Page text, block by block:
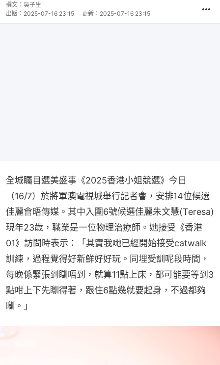
撰文： 吳子生
出版： 2025-07-16 23:15 更新： 2025-07-16 23:15
全城矚目選美盛事《2025香港小姐競選》今日
（16/7）於將軍澳電視城舉行記者會，安排14位候選
佳麗會晤傳媒。其中入圍6號候選佳麗朱文慧(Teresa)
現年23歲，職業是一位物理治療師。她接受《香港
01》訪問時表示：「其實我哋已經開始接受catwalk
訓練，過程覺得好新鮮好好玩。同埋受訓呢段時間，
每晚係緊張到瞓唔到，就算11點上床，都可能要等到3
點咁上下先瞓得著，跟住6點幾就要起身，不過都夠
瞓。」